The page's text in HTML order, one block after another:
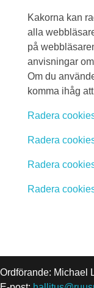
Kakorna kan
alla
på
anvisningar
Om du
komma ihåg
Radera
Radera
Radera
Radera
Ordförande: Michael